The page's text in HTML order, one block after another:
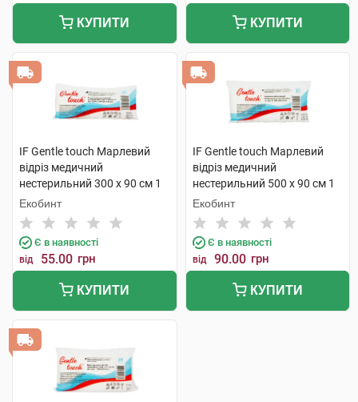
КУПИТИ КУПИТИ
IF Gentle touch Марлевий
відріз медичний
нестерильний 300 х 90 см 1
шт
Екобинт
Є в наявності
від 55.00 грн
КУПИТИ
IF Gentle touch Марлевий
відріз медичний
нестерильний 500 х 90 см 1
шт
Екобинт
Є в наявності
від 90.00 грн
КУПИТИ